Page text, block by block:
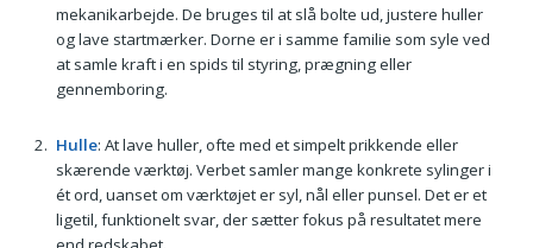
mekanikarbejde. De bruges til at slå bolte ud, justere huller
og lave startmærker. Dorne er i samme familie som syle ved
at samle kraft i en spids til styring, prægning eller
gennemboring.
Hulle: At lave huller, ofte med et simpelt prikkende eller
skærende værktøj. Verbet samler mange konkrete sylinger i
ét ord, uanset om værktøjet er syl, nål eller punsel. Det er et
ligetil, funktionelt svar, der sætter fokus på resultatet mere